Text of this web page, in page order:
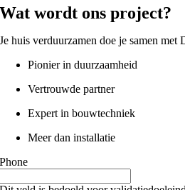
Wat wordt ons project?
Je huis verduurzamen doe je samen met
Pionier in duurzaamheid
Vertrouwde partner
Expert in bouwtechniek
Meer dan installatie
Phone